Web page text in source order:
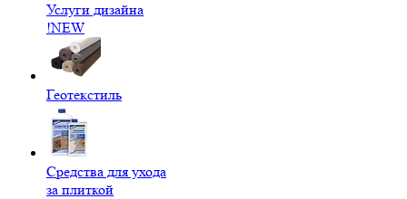
Услуги дизайна
!NEW
Геотекстиль
Средства для ухода
за плиткой